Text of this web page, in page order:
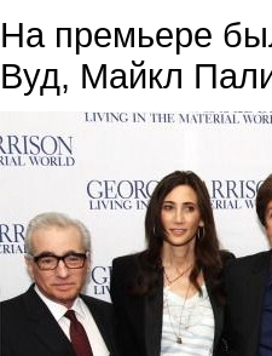
На премьере
Вуд, Майкл